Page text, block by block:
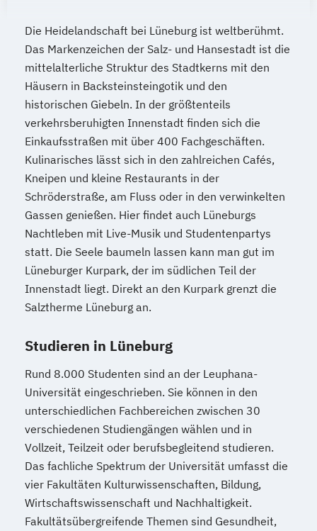
Die Heidelandschaft bei Lüneburg ist weltberühmt.
Das Markenzeichen der Salz- und Hansestadt ist die
mittelalterliche Struktur des Stadtkerns mit den
Häusern in Backsteinsteingotik und den
historischen Giebeln. In der größtenteils
verkehrsberuhigten Innenstadt finden sich die
Einkaufsstraßen mit über 400 Fachgeschäften.
Kulinarisches lässt sich in den zahlreichen Cafés,
Kneipen und kleine Restaurants in der
Schröderstraße, am Fluss oder in den verwinkelten
Gassen genießen. Hier findet auch Lüneburgs
Nachtleben mit Live-Musik und Studentenpartys
statt. Die Seele baumeln lassen kann man gut im
Lüneburger Kurpark, der im südlichen Teil der
Innenstadt liegt. Direkt an den Kurpark grenzt die
Salztherme Lüneburg an.
Studieren in Lüneburg
Rund 8.000 Studenten sind an der Leuphana-
Universität eingeschrieben. Sie können in den
unterschiedlichen Fachbereichen zwischen 30
verschiedenen Studiengängen wählen und in
Vollzeit, Teilzeit oder berufsbegleitend studieren.
Das fachliche Spektrum der Universität umfasst die
vier Fakultäten Kulturwissenschaften, Bildung,
Wirtschaftswissenschaft und Nachhaltigkeit.
Fakultätsübergreifende Themen sind Gesundheit,